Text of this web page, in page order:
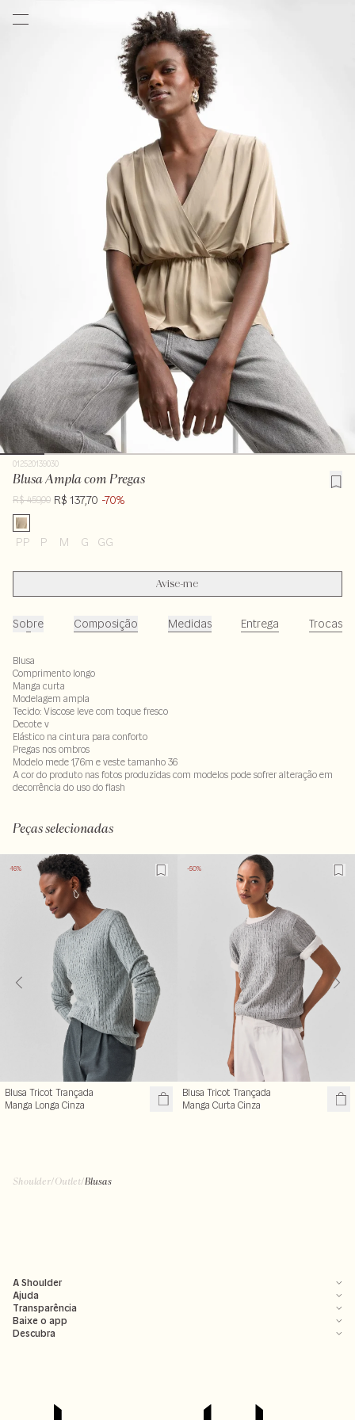
012520139030
Blusa Ampla com Pregas
R$ 459,00 R$ 137,70 -70%
PP P M G GG
Avise-me
Sobre Composição Medidas Entrega Trocas
Blusa
Comprimento longo
Manga curta
Modelagem ampla
Tecido: Viscose leve com toque fresco
Decote v
Elástico na cintura para conforto
Pregas nos ombros
Modelo mede 1,76m e veste tamanho 36
A cor do produto nas fotos produzidas com modelos pode sofrer alteração em
decorrência do uso do flash
Peças selecionadas
-16%
Blusa Tricot Trançada
Manga Longa Cinza
-50%
Blusa Tricot Trançada
Manga Curta Cinza
Shoulder/Outlet/Blusas
A Shoulder
Ajuda
Transparência
Baixe o app
Descubra